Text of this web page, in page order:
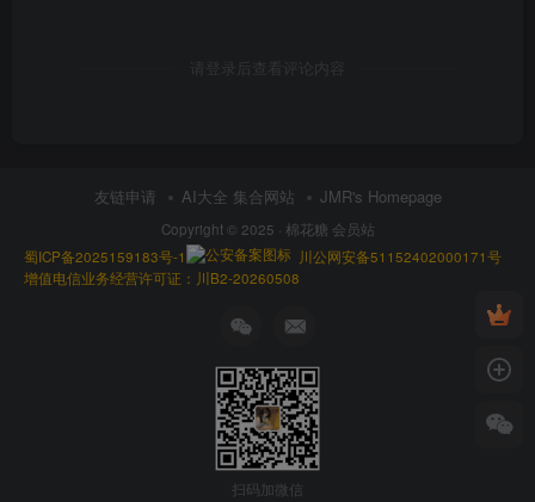
请登录后查看评论内容
友链申请 AI大全 集合网站 JMR's Homepage
Copyright © 2025 · 棉花糖 会员站
蜀ICP备2025159183号-1
川公网安备51152402000171号
增值电信业务经营许可证：川B2-20260508
扫码加微信